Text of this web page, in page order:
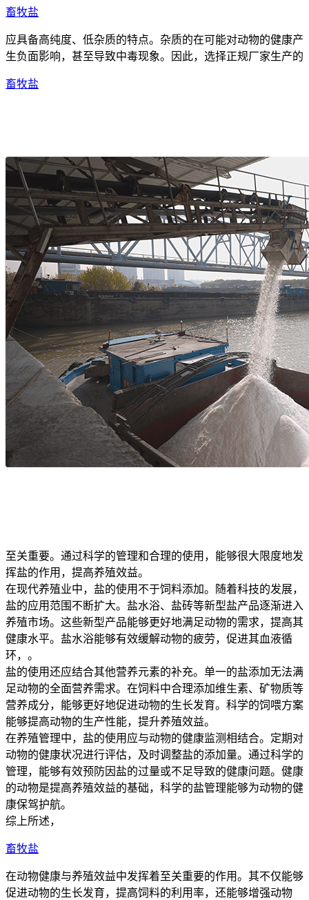
畜牧盐
应具备高纯度、低杂质的特点。杂质的在可能对动物的健康产
生负面影响，甚至导致中毒现象。因此，选择正规厂家生产的
畜牧盐
至关重要。通过科学的管理和合理的使用，能够很大限度地发
挥盐的作用，提高养殖效益。
在现代养殖业中，盐的使用不于饲料添加。随着科技的发展，
盐的应用范围不断扩大。盐水浴、盐砖等新型盐产品逐渐进入
养殖市场。这些新型产品能够更好地满足动物的需求，提高其
健康水平。盐水浴能够有效缓解动物的疲劳，促进其血液循
环，。
盐的使用还应结合其他营养元素的补充。单一的盐添加无法满
足动物的全面营养需求。在饲料中合理添加维生素、矿物质等
营养成分，能够更好地促进动物的生长发育。科学的饲喂方案
能够提高动物的生产性能，提升养殖效益。
在养殖管理中，盐的使用应与动物的健康监测相结合。定期对
动物的健康状况进行评估，及时调整盐的添加量。通过科学的
管理，能够有效预防因盐的过量或不足导致的健康问题。健康
的动物是提高养殖效益的基础，科学的盐管理能够为动物的健
康保驾护航。
综上所述，
畜牧盐
在动物健康与养殖效益中发挥着至关重要的作用。其不仅能够
促进动物的生长发育，提高饲料的利用率，还能够增强动物